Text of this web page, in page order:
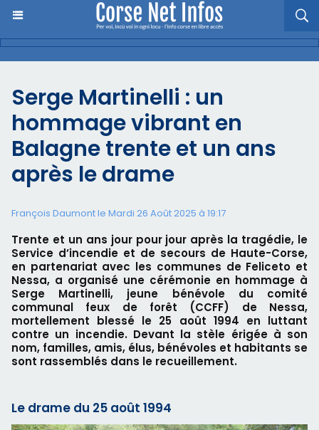
Serge Martinelli : un
hommage vibrant en
Balagne trente et un ans
après le drame
François Daumont le Mardi 26 Août 2025 à 19:17
Trente et un ans jour pour jour après la tragédie, le
Service d’incendie et de secours de Haute-Corse,
en partenariat avec les communes de Feliceto et
Nessa, a organisé une cérémonie en hommage à
Serge Martinelli, jeune bénévole du comité
communal feux de forêt (CCFF) de Nessa,
mortellement blessé le 25 août 1994 en luttant
contre un incendie. Devant la stèle érigée à son
nom, familles, amis, élus, bénévoles et habitants se
sont rassemblés dans le recueillement.
Le drame du 25 août 1994